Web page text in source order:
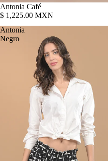
Antonia Café
$ 1,225.00 MXN
Antonia
Negro